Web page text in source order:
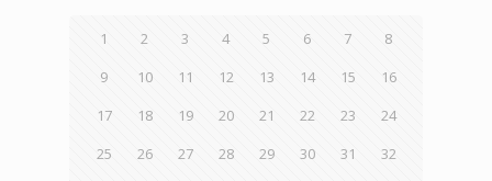
1 2 3 4 5 6 7
8
9
10 11 12 13 14 15
16
17
18 19 20 21 22 23
24
25
26 27 28 29 30 31
32